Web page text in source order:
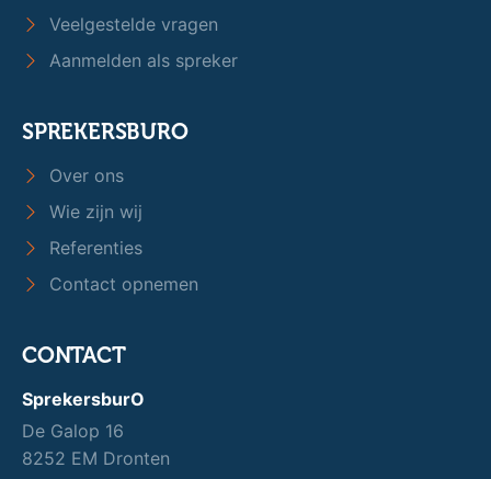
Veelgestelde vragen
Aanmelden als spreker
SPREKERSBURO
Over ons
Wie zijn wij
Referenties
Contact opnemen
CONTACT
SprekersburO
De Galop 16
8252 EM Dronten